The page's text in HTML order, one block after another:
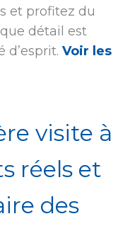
et profitez du
détail est
Voir les
visite à
réels et
des